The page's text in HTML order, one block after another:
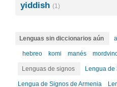
yiddish (1)
Lenguas sin diccionarios aún
hebreo komi manés
Lenguas de signos Lengua de
Lengua de Signos de Armenia